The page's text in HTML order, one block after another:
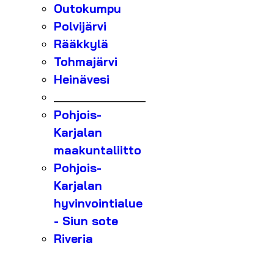
Outokumpu
Polvijärvi
Rääkkylä
Tohmajärvi
Heinävesi
Pohjois-
Karjalan
maakuntaliitto
Pohjois-
Karjalan
hyvinvointialue
- Siun sote
Riveria